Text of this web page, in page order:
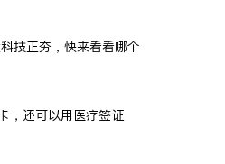
技正夯，快来看看哪个
，还可以用医疗签证